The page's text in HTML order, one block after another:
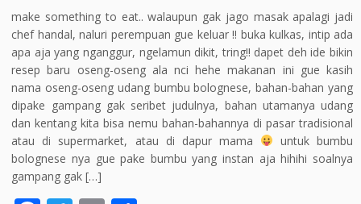
make something to eat.. walaupun gak jago masak apalagi jadi
chef handal, naluri perempuan gue keluar !! buka kulkas, intip ada
apa aja yang nganggur, ngelamun dikit, tring!! dapet deh ide bikin
resep baru oseng-oseng ala nci hehe makanan ini gue kasih
nama oseng-oseng udang bumbu bolognese, bahan-bahan yang
dipake gampang gak seribet judulnya, bahan utamanya udang
dan kentang kita bisa nemu bahan-bahannya di pasar tradisional
atau di supermarket, atau di dapur mama
untuk bumbu
bolognese nya gue pake bumbu yang instan aja hihihi soalnya
gampang gak […]